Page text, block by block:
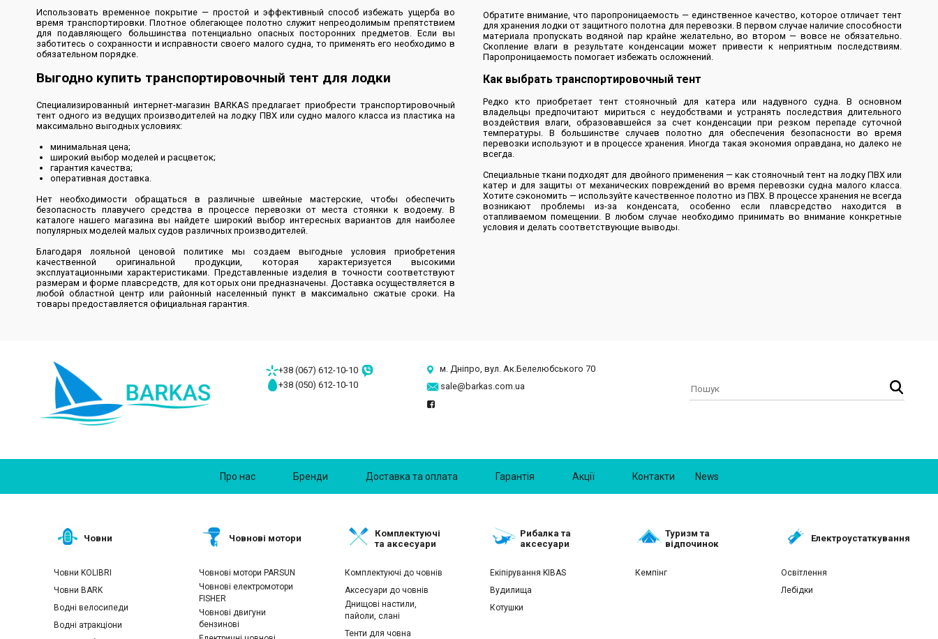
Использовать временное покрытие — простой и эффективный способ избежать ущерба во
время транспортировки. Плотное облегающее полотно служит непреодолимым препятствием
для подавляющего большинства потенциально опасных посторонних предметов. Если вы
заботитесь о сохранности и исправности своего малого судна, то применять его необходимо в
обязательном порядке.
Выгодно купить транспортировочный тент для лодки
Специализированный интернет-магазин BARKAS предлагает приобрести транспортировочный
тент одного из ведущих производителей на лодку ПВХ или судно малого класса из пластика на
максимально выгодных условиях:
минимальная цена;
широкий выбор моделей и расцветок;
гарантия качества;
оперативная доставка.
Нет необходимости обращаться в различные швейные мастерские, чтобы обеспечить
безопасность плавучего средства в процессе перевозки от места стоянки к водоему. В
каталоге нашего магазина вы найдете широкий выбор интересных вариантов для наиболее
популярных моделей малых судов различных производителей.
Благодаря лояльной ценовой политике мы создаем выгодные условия приобретения
качественной оригинальной продукции, которая характеризуется высокими
эксплуатационными характеристиками. Представленные изделия в точности соответствуют
размерам и форме плавсредств, для которых они предназначены. Доставка осуществляется в
любой областной центр или районный населенный пункт в максимально сжатые сроки. На
товары предоставляется официальная гарантия.
Обратите внимание, что паропроницаемость — единственное качество, которое отличает тент
для хранения лодки от защитного полотна для перевозки. В первом случае наличие способности
материала пропускать водяной пар крайне желательно, во втором — вовсе не обязательно.
Скопление влаги в результате конденсации может привести к неприятным последствиям.
Паропроницаемость помогает избежать осложнений.
Как выбрать транспортировочный тент
Редко кто приобретает тент стояночный для катера или надувного судна. В основном
владельцы предпочитают мириться с неудобствами и устранять последствия длительного
воздействия влаги, образовавшейся за счет конденсации при резком перепаде суточной
температуры. В большинстве случаев полотно для обеспечения безопасности во время
перевозки используют и в процессе хранения. Иногда такая экономия оправдана, но далеко не
всегда.
Специальные ткани подходят для двойного применения — как стояночный тент на лодку ПВХ или
катер и для защиты от механических повреждений во время перевозки судна малого класса.
Хотите сэкономить — используйте качественное полотно из ПВХ. В процессе хранения не всегда
возникают проблемы из-за конденсата, особенно если плавсредство находится в
отапливаемом помещении. В любом случае необходимо принимать во внимание конкретные
условия и делать соответствующие выводы.
+38 (067) 612-10-10
+38 (050) 612-10-10
м. Дніпро, вул. Ак.Белелюбського 70
sale@barkas.com.ua
Про нас Бренди Доставка та оплата Гарантія Акції Контакти News
Човни
Човни KOLIBRI
Човни BARK
Водні велосипеди
Водні атракціони
Човнові мотори
Човнові мотори PARSUN
Човнові електромотори
FISHER
Човнові двигуни
бензинові
Комплектуючі
та аксесуари
Комплектуючі до човнів
Аксесуари до човнів
Днищові настили,
пайоли, слані
Тенти для човна
Рибалка та
аксесуари
Екіпірування KIBAS
Вудилища
Котушки
Туризм та
відпочинок
Кемпінг
Електроустаткування
Освітлення
Лебідки